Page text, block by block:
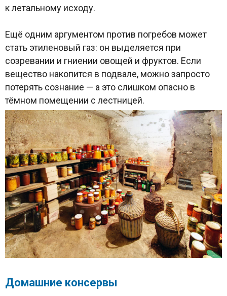
к летальному исходу.
Ещё одним аргументом против погребов может
стать этиленовый газ: он выделяется при
созревании и гниении овощей и фруктов. Если
вещество накопится в подвале, можно запросто
потерять сознание — а это слишком опасно в
тёмном помещении с лестницей.
Домашние консервы